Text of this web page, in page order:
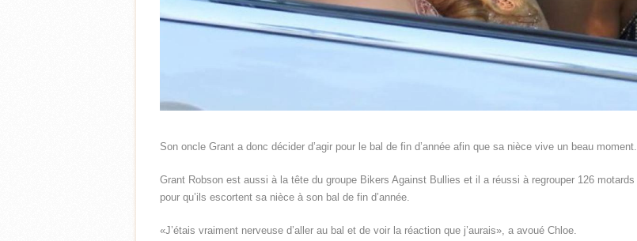
Son oncle Grant a donc décider d’agir pour le bal de fin d’année afin que sa nièce vive un beau moment.
Grant Robson est aussi à la tête du groupe Bikers Against Bullies et il a réussi à regrouper 126 motards
pour qu’ils escortent sa nièce à son bal de fin d’année.
«J’étais vraiment nerveuse d’aller au bal et de voir la réaction que j’aurais», a avoué Chloe.